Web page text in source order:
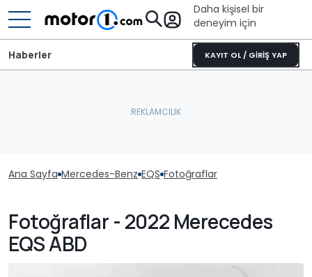
Daha kişisel bir
deneyim için
KAYIT OL / GİRİŞ YAP
Haberler
Ana Sayfa Mercedes-Benz EQS Fotoğraflar
Fotoğraflar - 2022 Merecedes
EQS ABD